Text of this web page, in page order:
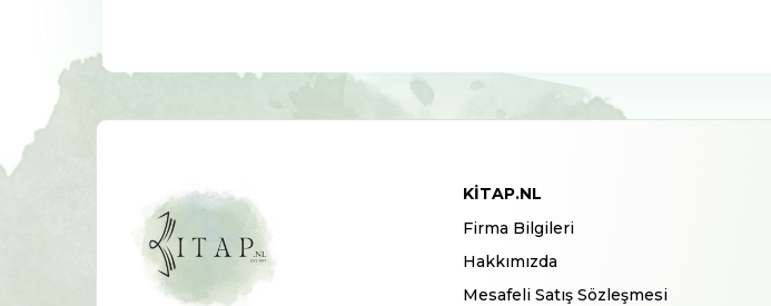
KITAP.NL
Firma Bilgileri
Hakkımızda
Mesafeli Satış Sözleşmesi